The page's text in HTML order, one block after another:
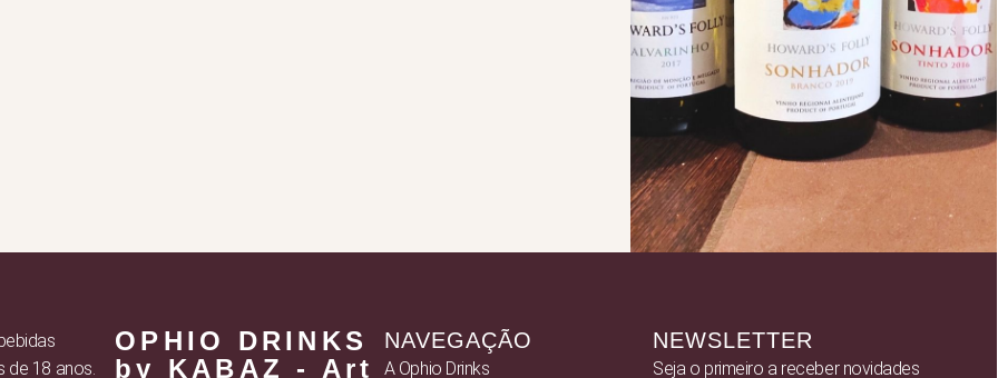
de 18 anos.
OPHIO DRINKS
by KABAZ - Art
NAVEGAÇÃO
A Ophio Drinks
NEWSLETTER
Seja o primeiro a receber novidades